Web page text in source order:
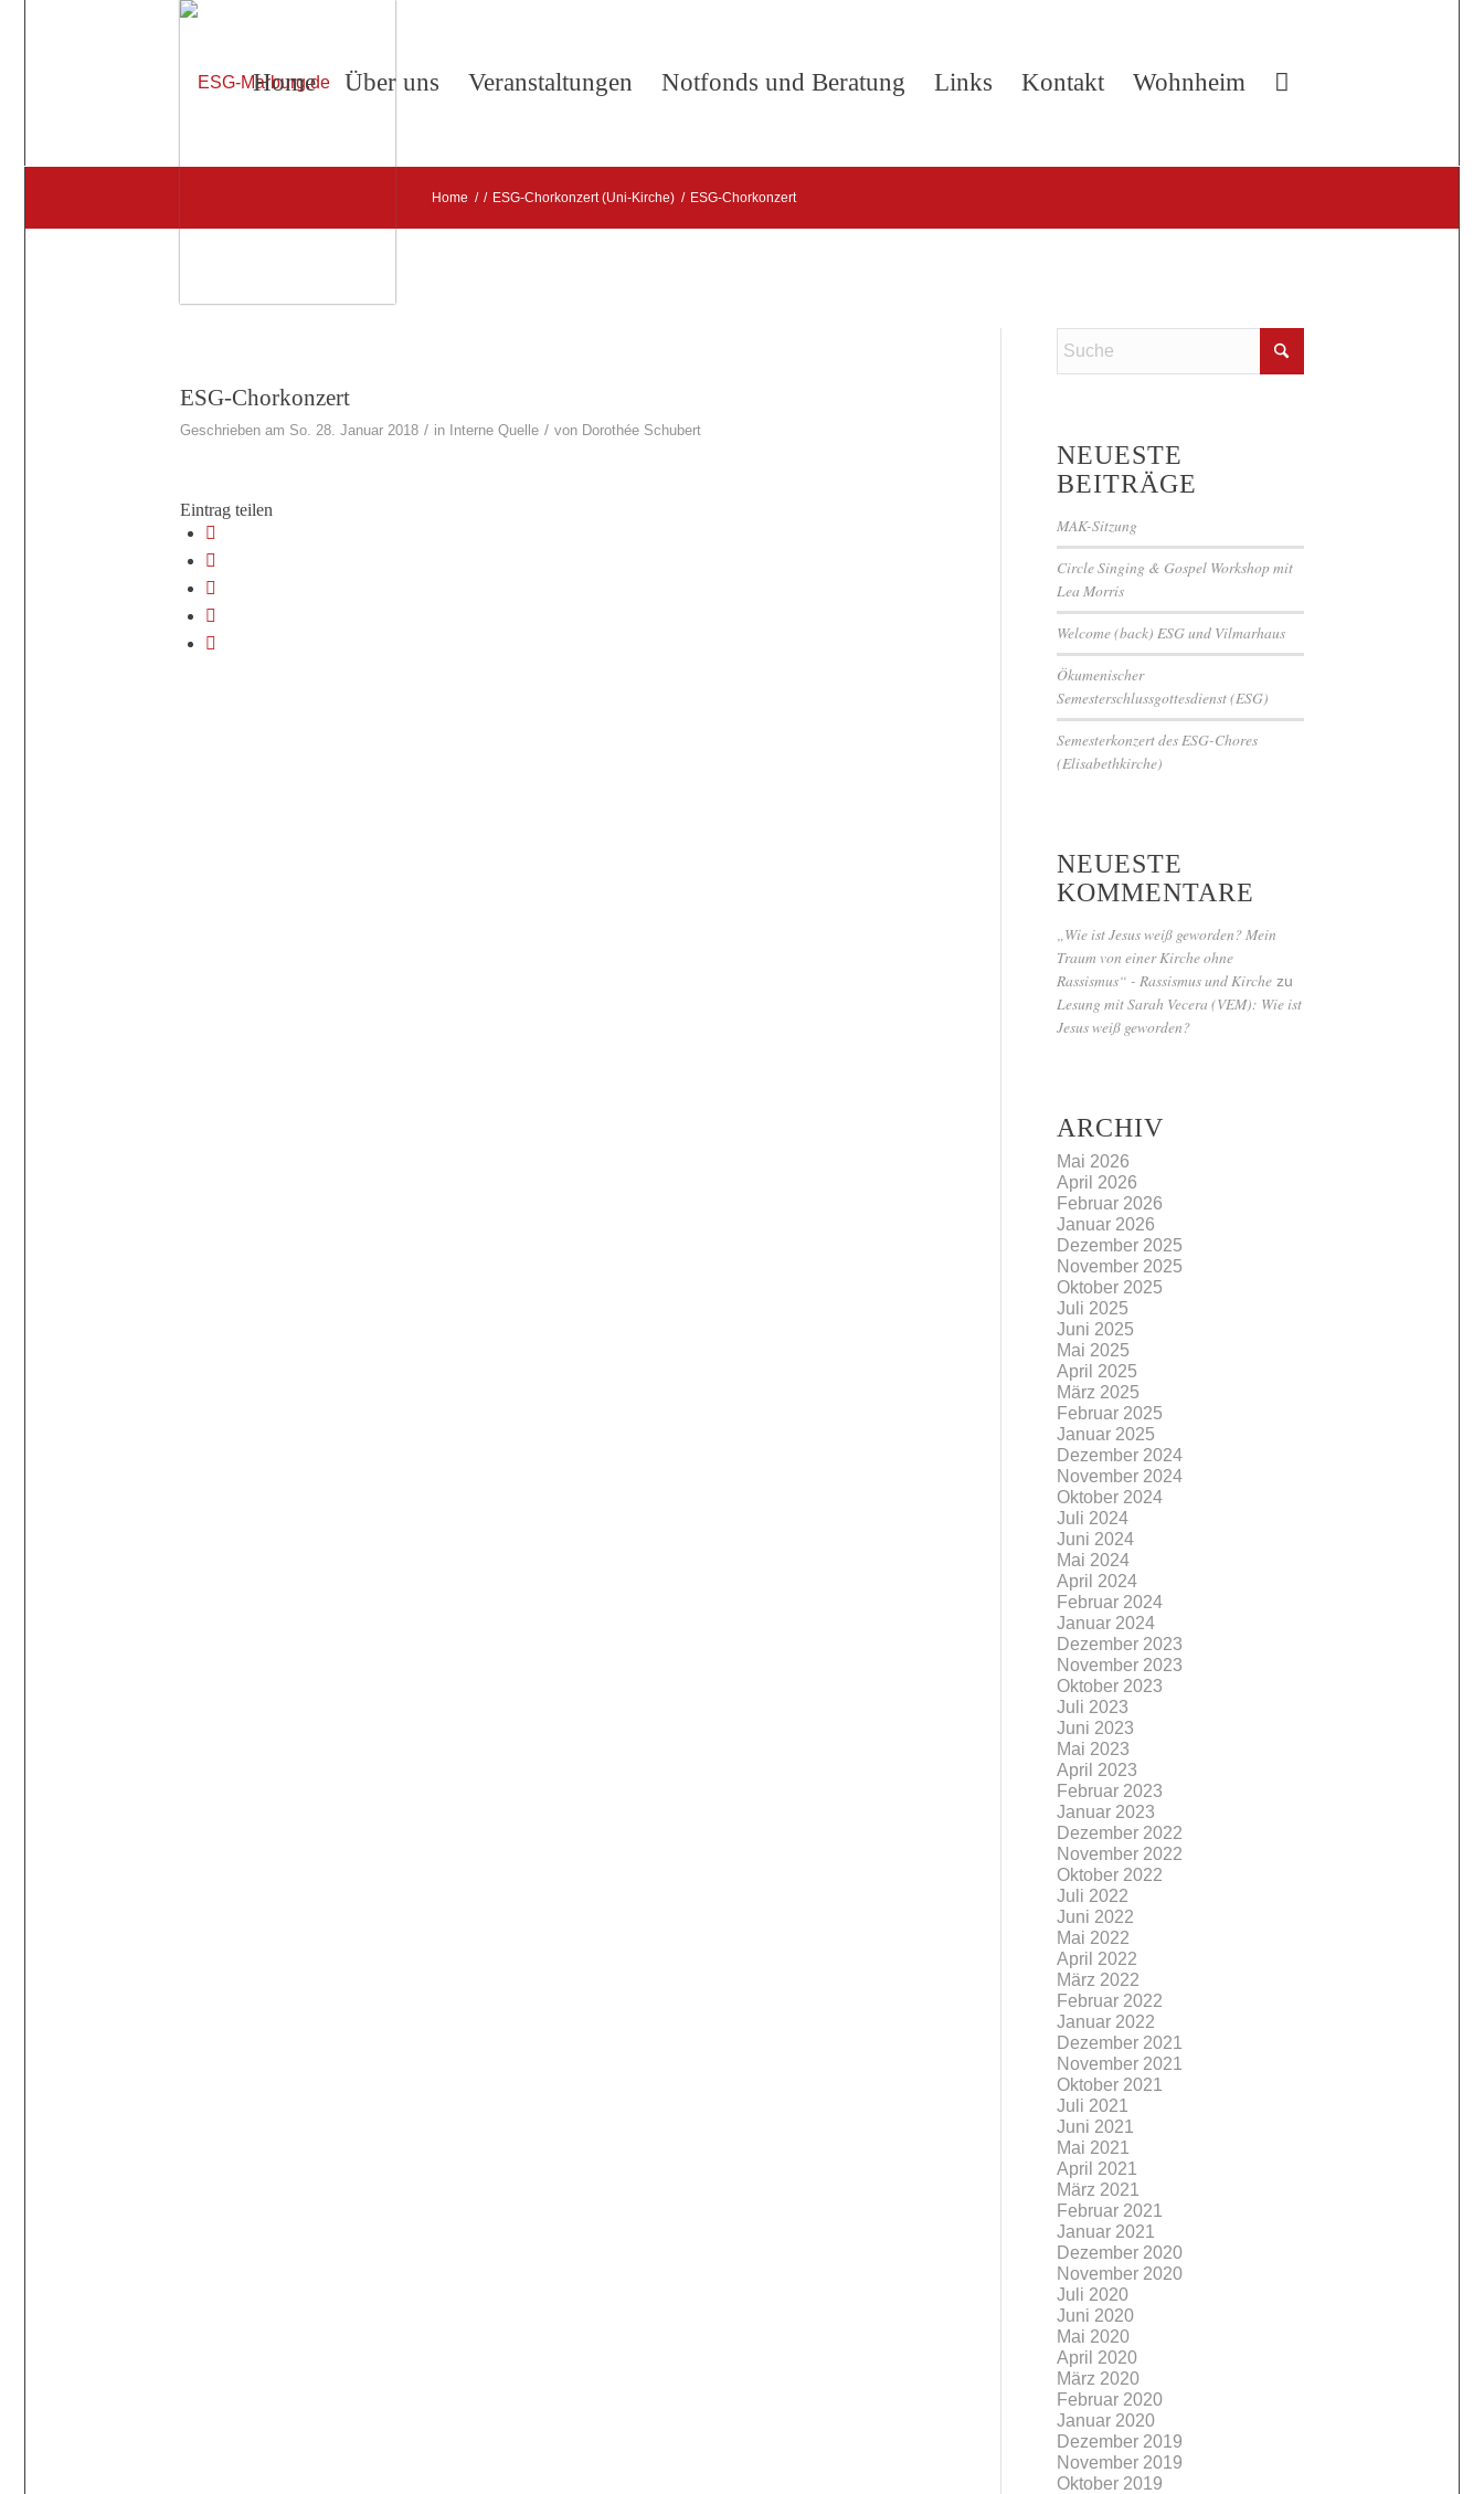
Home Über uns Veranstaltungen Notfonds und Beratung Links Kontakt Wohnheim
Home / / ESG-Chorkonzert (Uni-Kirche) / ESG-Chorkonzert
ESG-Chorkonzert
Geschrieben am So. 28. Januar 2018 / in Interne Quelle / von Dorothée Schubert
Eintrag teilen
NEUESTE
BEITRÄGE
MAK-Sitzung
Circle Singing & Gospel Workshop mit
Lea Morris
Welcome (back) ESG und Vilmarhaus
Ökumenischer
Semesterschlussgottesdienst (ESG)
Semesterkonzert des ESG-Chores
(Elisabethkirche)
NEUESTE
KOMMENTARE
„Wie ist Jesus weiß geworden? Mein
Traum von einer Kirche ohne
Rassismus“ - Rassismus und Kirche zu
Lesung mit Sarah Vecera (VEM): Wie ist
Jesus weiß geworden?
ARCHIV
Mai 2026
April 2026
Februar 2026
Januar 2026
Dezember 2025
November 2025
Oktober 2025
Juli 2025
Juni 2025
Mai 2025
April 2025
März 2025
Februar 2025
Januar 2025
Dezember 2024
November 2024
Oktober 2024
Juli 2024
Juni 2024
Mai 2024
April 2024
Februar 2024
Januar 2024
Dezember 2023
November 2023
Oktober 2023
Juli 2023
Juni 2023
Mai 2023
April 2023
Februar 2023
Januar 2023
Dezember 2022
November 2022
Oktober 2022
Juli 2022
Juni 2022
Mai 2022
April 2022
März 2022
Februar 2022
Januar 2022
Dezember 2021
November 2021
Oktober 2021
Juli 2021
Juni 2021
Mai 2021
April 2021
März 2021
Februar 2021
Januar 2021
Dezember 2020
November 2020
Juli 2020
Juni 2020
Mai 2020
April 2020
März 2020
Februar 2020
Januar 2020
Dezember 2019
November 2019
Oktober 2019